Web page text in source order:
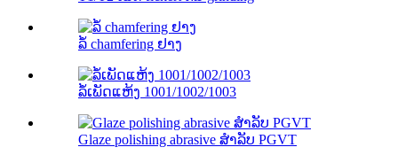
ລໍ້ chamfering ຢາງ
ລໍ້ເພັດແຫ້ງ 1001/1002/1003
Glaze polishing abrasive ສໍາລັບ PGVT